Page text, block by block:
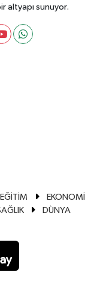
altyapı sunuyor.
EĞİTİM
EKONOMİ
DÜNYA